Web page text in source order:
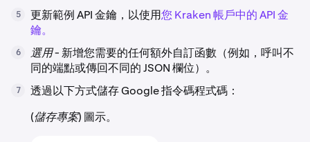
5 更新範例 API 金鑰，以使用您 Kraken 帳戶中的 API 金
鑰。
6 選用- 新增您需要的任何額外自訂函數（例如，呼叫不
同的端點或傳回不同的 JSON 欄位）。
7
透過以下方式儲存 Google 指令碼程式碼：
(儲存專案) 圖示。